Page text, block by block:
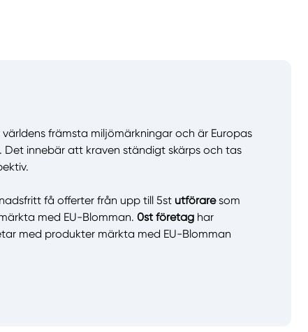
Välj tillvägagångssätt
främsta miljömärkningar och är Europas
Det innebär att kraven ständigt skärps och tas
få offerter från upp till 5st utföraresom
med EU-Blomman. 0st företag har
med produkter märkta med EU-Blomman